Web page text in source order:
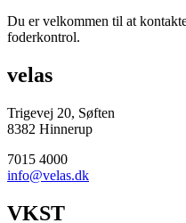
Du er velkommen til at
foderkontrol.
velas
Trigevej 20, Søften
8382 Hinnerup
7015 4000
info@velas.dk
VKST